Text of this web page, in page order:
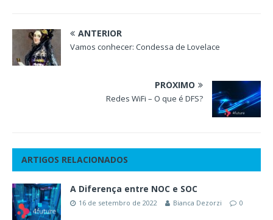
ANTERIOR
Vamos conhecer: Condessa de Lovelace
PRÓXIMO
Redes WiFi – O que é DFS?
ARTIGOS RELACIONADOS
A Diferença entre NOC e SOC
16 de setembro de 2022 Bianca Dezorzi 0